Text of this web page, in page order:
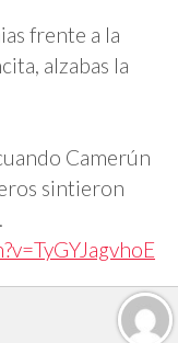
frente a la
alzabas la
Camerún
sintieron